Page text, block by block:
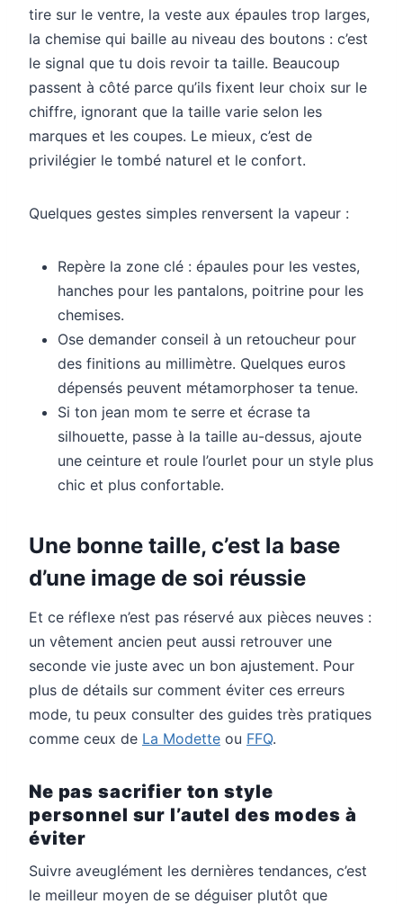
tire sur le ventre, la veste aux épaules trop larges,
la chemise qui baille au niveau des boutons : c’est
le signal que tu dois revoir ta taille. Beaucoup
passent à côté parce qu’ils fixent leur choix sur le
chiffre, ignorant que la taille varie selon les
marques et les coupes. Le mieux, c’est de
privilégier le tombé naturel et le confort.
Quelques gestes simples renversent la vapeur :
Repère la zone clé : épaules pour les vestes,
hanches pour les pantalons, poitrine pour les
chemises.
Ose demander conseil à un retoucheur pour
des finitions au millimètre. Quelques euros
dépensés peuvent métamorphoser ta tenue.
Si ton jean mom te serre et écrase ta
silhouette, passe à la taille au-dessus, ajoute
une ceinture et roule l’ourlet pour un style plus
chic et plus confortable.
Une bonne taille, c’est la base
d’une image de soi réussie
Et ce réflexe n’est pas réservé aux pièces neuves :
un vêtement ancien peut aussi retrouver une
seconde vie juste avec un bon ajustement. Pour
plus de détails sur comment éviter ces erreurs
mode, tu peux consulter des guides très pratiques
comme ceux de La Modette ou FFQ.
Ne pas sacrifier ton style
personnel sur l’autel des modes à
éviter
Suivre aveuglément les dernières tendances, c’est
le meilleur moyen de se déguiser plutôt que